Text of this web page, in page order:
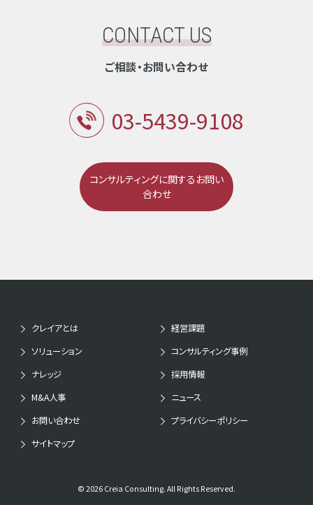
CONTACT US
ご相談・お問い合わせ
03-5439-9108
コンサルティングに関するお問い
合わせ
クレイアとは
経営課題
ソリューション
コンサルティング事例
ナレッジ
採用情報
M&A人事
ニュース
お問い合わせ
プライバシーポリシー
サイトマップ
© 2026 Creia Consulting. All Rights Reserved.